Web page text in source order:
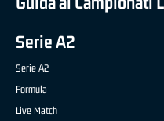
Serie A2
Serie A2
Formula
Live Match